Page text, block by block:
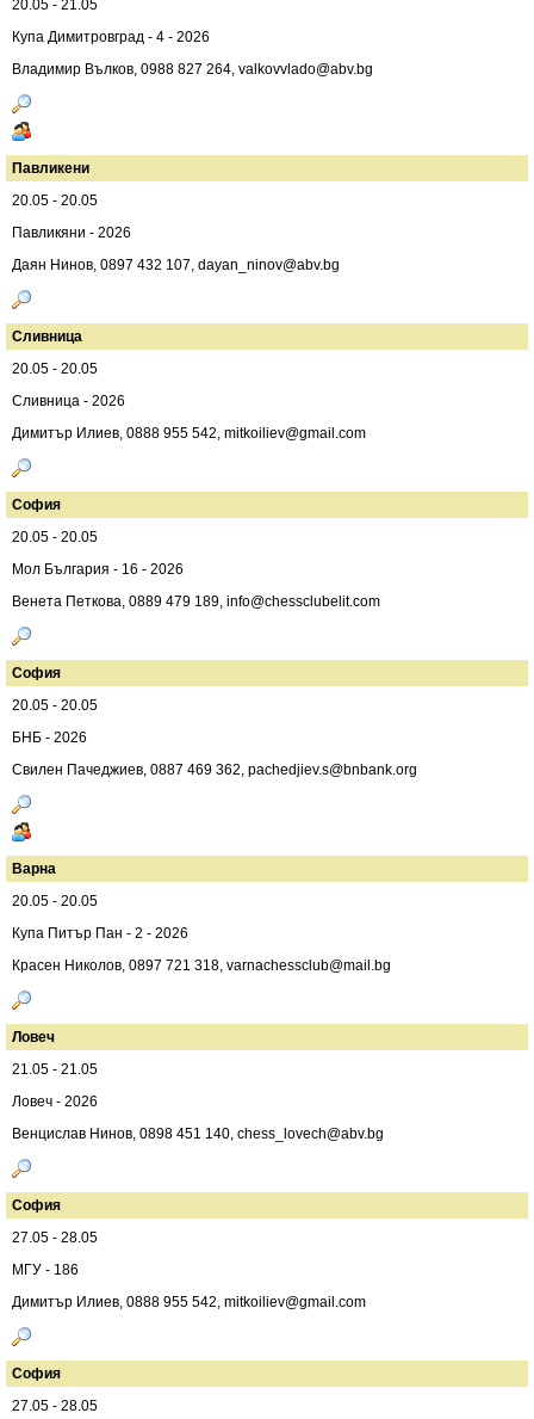
20.05 - 21.05
Купа Димитровград - 4 - 2026
Владимир Вълков, 0988 827 264, valkovvlado@abv.bg
Павликени
20.05 - 20.05
Павликяни - 2026
Даян Нинов, 0897 432 107, dayan_ninov@abv.bg
Сливница
20.05 - 20.05
Сливница - 2026
Димитър Илиев, 0888 955 542, mitkoiliev@gmail.com
София
20.05 - 20.05
Мол България - 16 - 2026
Венета Петковa, 0889 479 189, info@chessclubelit.com
София
20.05 - 20.05
БНБ - 2026
Свилен Пачеджиев, 0887 469 362, pachedjiev.s@bnbank.org
Варна
20.05 - 20.05
Купа Питър Пан - 2 - 2026
Красен Николов, 0897 721 318, varnachessclub@mail.bg
Ловеч
21.05 - 21.05
Ловеч - 2026
Венцислав Нинов, 0898 451 140, chess_lovech@abv.bg
София
27.05 - 28.05
МГУ - 186
Димитър Илиев, 0888 955 542, mitkoiliev@gmail.com
София
27.05 - 28.05